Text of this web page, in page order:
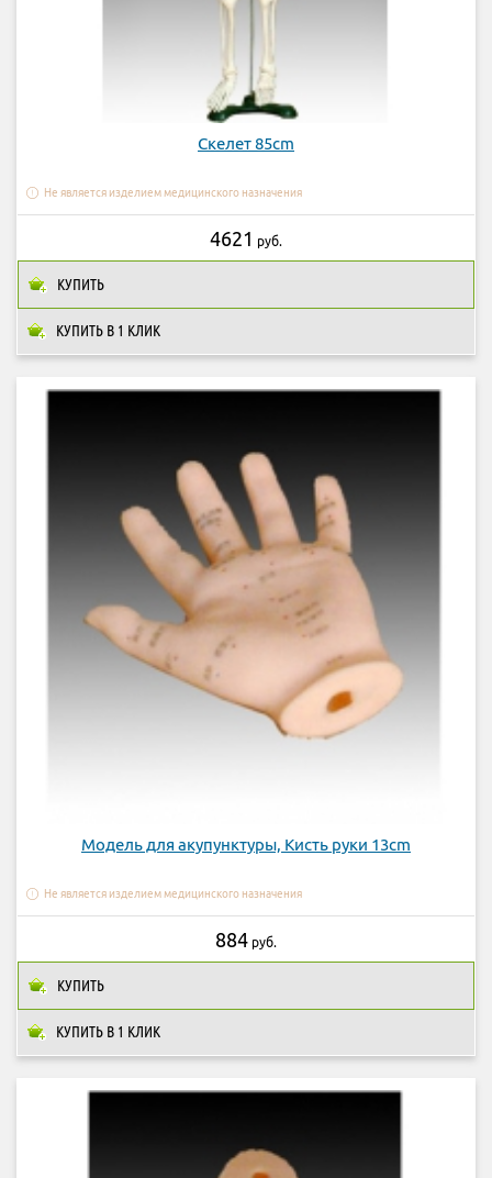
Скелет 85cm
Не является изделием медицинского назначения
КУПИТЬ В 1 КЛИК
4621 руб.
КУПИТЬ
Модель для акупунктуры, Кисть руки 13cm
Не является изделием медицинского назначения
КУПИТЬ В 1 КЛИК
884 руб.
КУПИТЬ